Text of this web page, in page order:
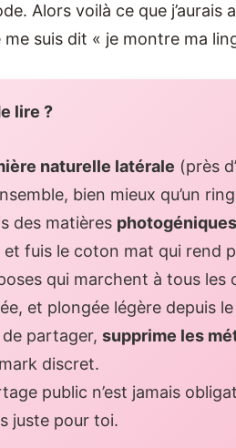
Alors voilà ce que j’aurais
suis dit « je montre ma
lire ?
naturelle latérale (près
bien mieux qu’un
des matières photogéniques
et fuis le coton mat qui rend
qui marchent à tous les
et plongée légère depuis le
partager, supprime les
discret.
public n’est jamais
juste pour toi.